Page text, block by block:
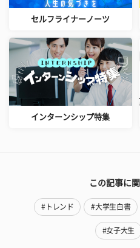
セルフライナーノーツ
インターンシップ特集
この記事に
#トレンド #大学生白書
#女子大生